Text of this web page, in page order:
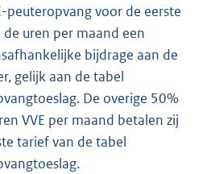
peuteropvang voor de eerste
de uren per maand een
bijdrage aan de
gelijk aan de tabel
De overige 50%
VVE per maand betalen zij
tarief van de tabel